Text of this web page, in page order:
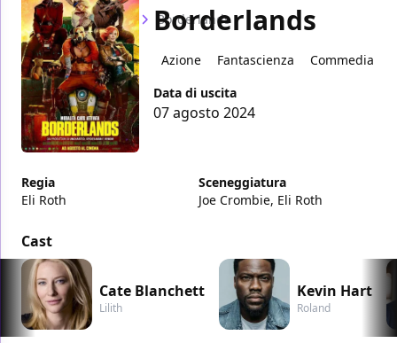
Home Film Borderlands
Borderlands
Azione Fantascienza
Commedia
Data di uscita
07 agosto 2024
Regia
Eli Roth
Sceneggiatura
Joe Crombie, Eli Roth
Cast
Cate Blanchett
Lilith
Kevin Hart
Roland